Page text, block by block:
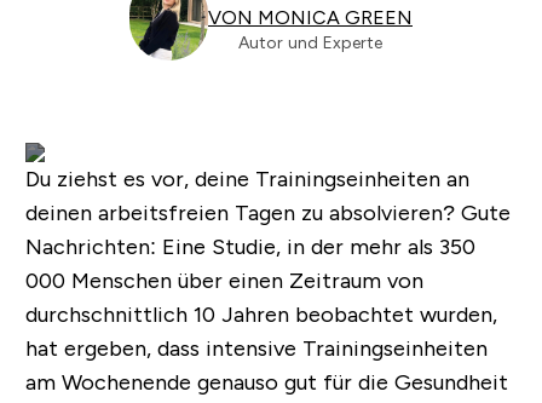
VON MONICA GREEN
Autor und Experte
Du ziehst es vor, deine Trainingseinheiten an
deinen arbeitsfreien Tagen zu absolvieren? Gute
Nachrichten: Eine Studie, in der mehr als 350
000 Menschen über einen Zeitraum von
durchschnittlich 10 Jahren beobachtet wurden,
hat ergeben, dass intensive Trainingseinheiten
am Wochenende genauso gut für die Gesundheit